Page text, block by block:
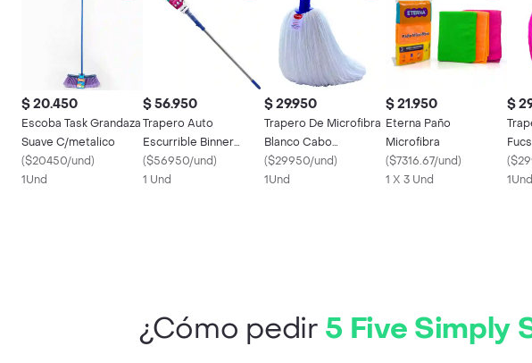
$ 20.450
Escoba Task Grandaza
Suave C/metalico
($20450/und)
1Und
$ 56.950
Trapero Auto
Escurrible Binner
107561
($56950/und)
1 Und
$ 29.950
Trapero De Microfibra
Blanco Cabo
Laminado
($29950/und)
1Und
$ 21.950
Eterna Paño
Microfibra
($7316.67/und)
1 X 3 Und
$
(
1Und
¿Cómo pedir 5 Five Simply